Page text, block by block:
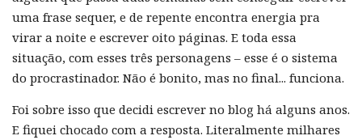
uma frase sequer, e de repente encontra energia pra
virar a noite e escrever oito páginas. E toda essa
situação, com esses três personagens – esse é o sistema
do procrastinador. Não é bonito, mas no final... funciona.
Foi sobre isso que decidi escrever no blog há alguns anos.
E fiquei chocado com a resposta. Literalmente milhares